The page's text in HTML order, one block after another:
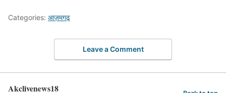
Categories: आज़मगढ़
Leave a Comment
Akclivenews18